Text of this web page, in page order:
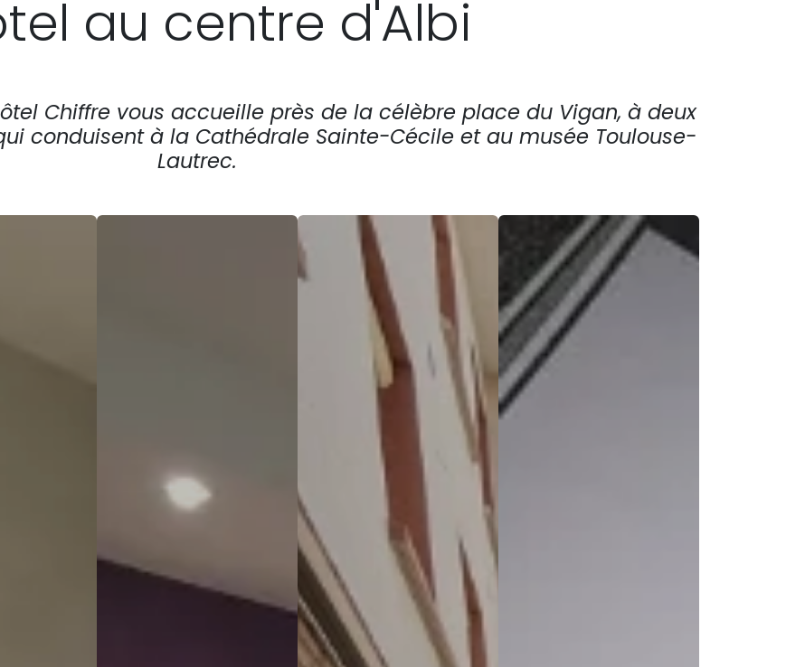
au centre d'Albi
Chiffre vous accueille près de la célèbre place du Vigan, à deux
conduisent à la Cathédrale Sainte-Cécile et au musée Toulouse-
Lautrec.